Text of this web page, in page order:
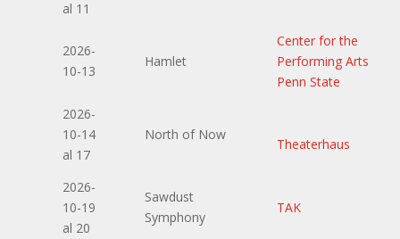
al 11
2026-
10-13
Hamlet
Center for the
Performing Arts
Penn State
2026-
10-14
al 17
North of Now
Theaterhaus
2026-
10-19
al 20
Sawdust
Symphony
TAK